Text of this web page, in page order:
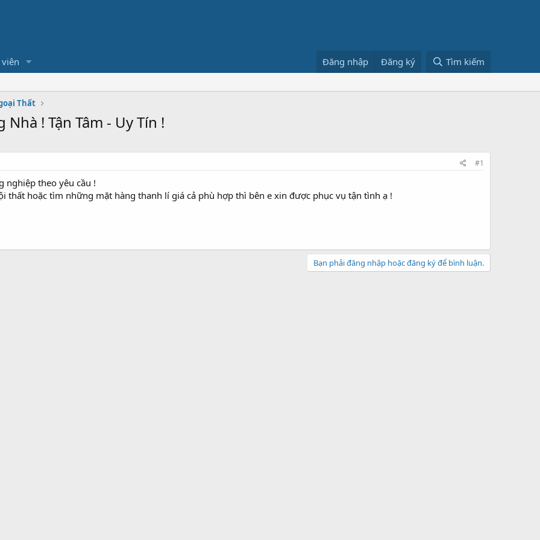
Đăng nhập Đăng ký Tìm kiếm
Thất
! Tận Tâm - Uy Tín !
#1
nghiệp theo yêu cầu !
thất hoặc tìm những mặt hàng thanh lí giá cả phù hợp thì bên e xin được phục vụ tận tình ạ !
Bạn phải đăng nhập hoặc đăng ký để bình luận.